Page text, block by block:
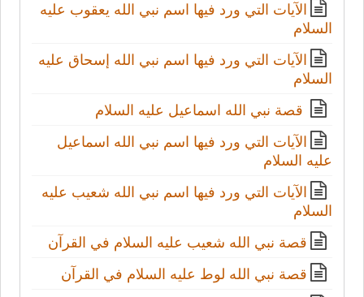
الآيات التي ورد فيها اسم نبي الله يعقوب عليه
السلام
الآيات التي ورد فيها اسم نبي الله إسحاق عليه
السلام
قصة نبي الله اسماعيل عليه السلام
الآيات التي ورد فيها اسم نبي الله اسماعيل
عليه السلام
الآيات التي ورد فيها اسم نبي الله شعيب عليه
السلام
قصة نبي الله شعيب عليه السلام في القرآن
قصة نبي الله لوط عليه السلام في القرآن